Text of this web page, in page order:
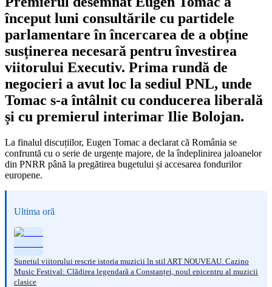
început luni consultările cu partidele
parlamentare în încercarea de a obține
susținerea necesară pentru învestirea
viitorului Executiv. Prima rundă de
negocieri a avut loc la sediul PNL, unde
Tomac s-a întâlnit cu conducerea liberală
și cu premierul interimar Ilie Bolojan.
La finalul discuțiilor, Eugen Tomac a declarat că România se
confruntă cu o serie de urgențe majore, de la îndeplinirea jaloanelor
din PNRR până la pregătirea bugetului și accesarea fondurilor
europene.
Ultima oră
Sunetul viitorului rescrie istoria muzicii în stil ART NOUVEAU. Cazino
Music Festival: Clădirea legendară a Constanței, noul epicentru al muzicii
clasice